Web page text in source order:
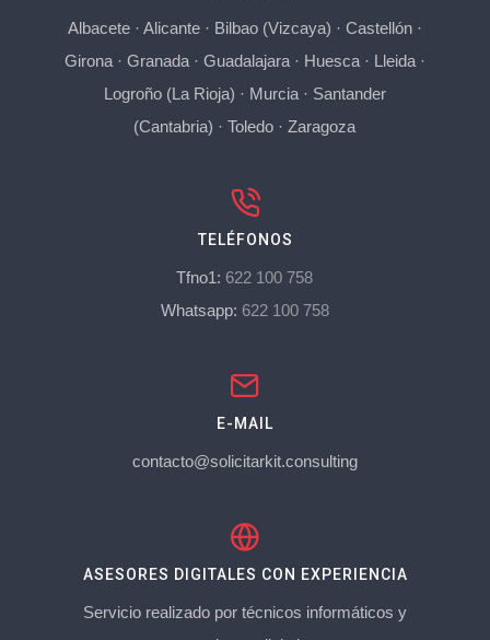
Albacete· Alicante· Bilbao (Vizcaya) · Castellón·
Girona· Granada· Guadalajara· Huesca· Lleida·
Logroño (La Rioja) · Murcia· Santander
(Cantabria) ·Toledo ·Zaragoza
TELÉFONOS
Tfno1: 622 100 758
Whatsapp: 622 100 758
E-MAIL
contacto@solicitarkit.consulting
ASESORES DIGITALES CON EXPERIENCIA
Servicio realizado por técnicos informáticos y